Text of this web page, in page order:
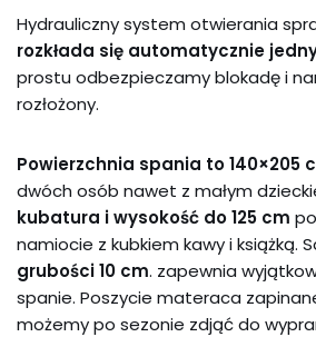
Hydrauliczny system otwierania
rozkłada się automatycznie
prostu odbezpieczamy blokadę i
rozłożony.
Powierzchnia spania to 140×205
dwóch osób nawet z małym
kubatura i wysokość do 125 cm
namiocie z kubkiem kawy i książką.
grubości 10 cm. zapewnia
spanie. Poszycie materaca
możemy po sezonie zdjąć do